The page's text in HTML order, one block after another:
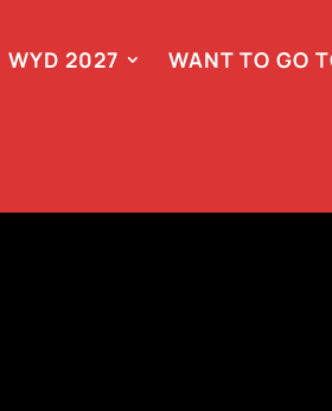
WYD 2027 WANT TO GO